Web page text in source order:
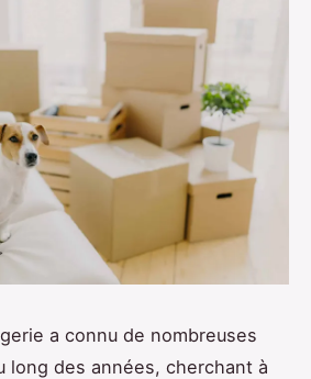
a connu de nombreuses
long des années, cherchant à